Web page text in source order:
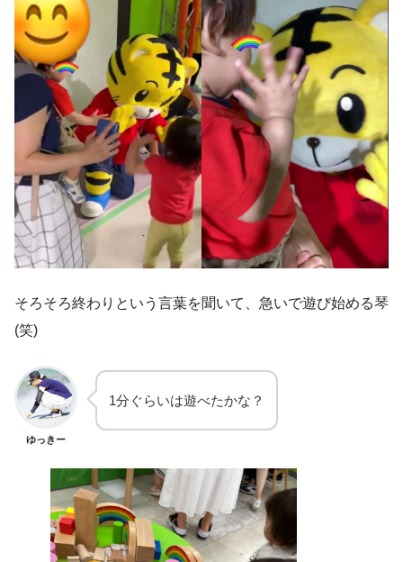
そろそろ終わりという言葉を聞いて、急いで遊び始める琴
(笑)
ゆっきー
1分ぐらいは遊べたかな？